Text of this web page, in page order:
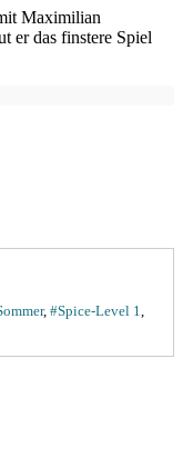
Maximilian
er das finstere Spiel
,#Spice-Level 1,